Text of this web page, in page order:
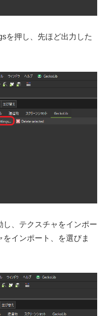
を押し、先ほど出力した
、テクスチャをインポー
をインポート、を選びま